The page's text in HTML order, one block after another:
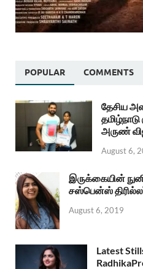
POPULAR COMMENTS
தேசிய
அருண்
August 6,
இருக்கையின்
சஸ்பென்ஸ்
August 6, 2019
Latest